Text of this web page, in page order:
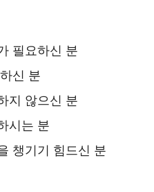
필요하신 분
신 분
지 않으신 분
시는 분
챙기기 힘드신 분